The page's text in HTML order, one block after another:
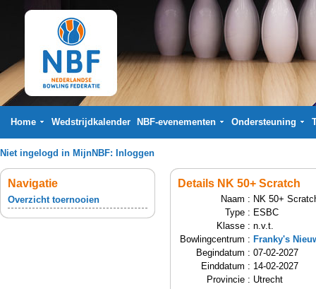
Home Wedstrijdkalender NBF-evenementen Ondersteuning
Niet ingelogd in MijnNBF: Inloggen
Navigatie
Overzicht toernooien
Details NK 50+ Scratch
Naam : NK 50+
Type : ESBC
Klasse : n.v.t.
Bowlingcentrum : Franky's
Begindatum : 07-02-2027
Einddatum : 14-02-2027
Provincie : Utrecht